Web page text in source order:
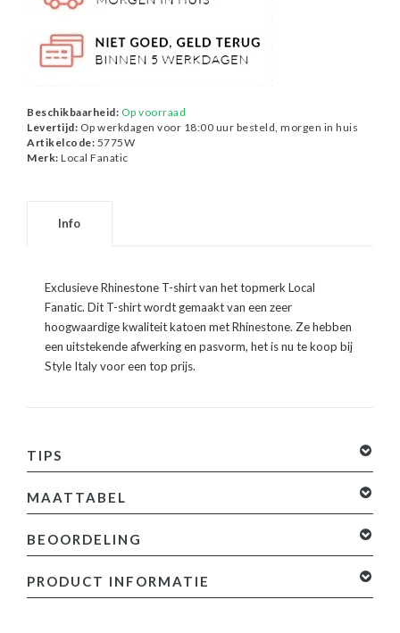
Beschikbaarheid: Op voorraad
Levertijd: Op werkdagen voor 18:00 uur besteld, morgen in huis
Artikelcode: 5775W
Merk: Local Fanatic
Info
Exclusieve Rhinestone T-shirt van het topmerk Local
Fanatic. Dit T-shirt wordt gemaakt van een zeer
hoogwaardige kwaliteit katoen met Rhinestone. Ze hebben
een uitstekende afwerking en pasvorm, het is nu te koop bij
Style Italy voor een top prijs.
TIPS
MAATTABEL
BEOORDELING
toevoegen
PRODUCT INFORMATIE